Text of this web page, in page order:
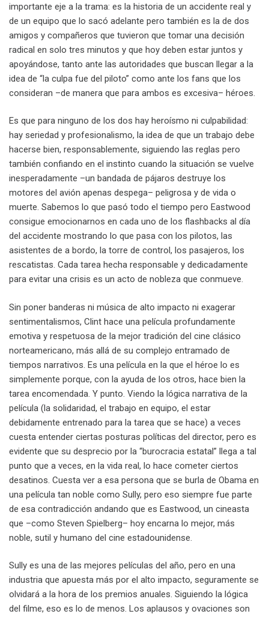
importante eje a la trama: es la historia de un accidente real y
de un equipo que lo sacó adelante pero también es la de dos
amigos y compañeros que tuvieron que tomar una decisión
radical en solo tres minutos y que hoy deben estar juntos y
apoyándose, tanto ante las autoridades que buscan llegar a la
idea de “la culpa fue del piloto” como ante los fans que los
consideran –de manera que para ambos es excesiva– héroes.
Es que para ninguno de los dos hay heroísmo ni culpabilidad:
hay seriedad y profesionalismo, la idea de que un trabajo debe
hacerse bien, responsablemente, siguiendo las reglas pero
también confiando en el instinto cuando la situación se vuelve
inesperadamente –un bandada de pájaros destruye los
motores del avión apenas despega– peligrosa y de vida o
muerte. Sabemos lo que pasó todo el tiempo pero Eastwood
consigue emocionarnos en cada uno de los flashbacks al día
del accidente mostrando lo que pasa con los pilotos, las
asistentes de a bordo, la torre de control, los pasajeros, los
rescatistas. Cada tarea hecha responsable y dedicadamente
para evitar una crisis es un acto de nobleza que conmueve.
Sin poner banderas ni música de alto impacto ni exagerar
sentimentalismos, Clint hace una película profundamente
emotiva y respetuosa de la mejor tradición del cine clásico
norteamericano, más allá de su complejo entramado de
tiempos narrativos. Es una película en la que el héroe lo es
simplemente porque, con la ayuda de los otros, hace bien la
tarea encomendada. Y punto. Viendo la lógica narrativa de la
película (la solidaridad, el trabajo en equipo, el estar
debidamente entrenado para la tarea que se hace) a veces
cuesta entender ciertas posturas políticas del director, pero es
evidente que su desprecio por la “burocracia estatal” llega a tal
punto que a veces, en la vida real, lo hace cometer ciertos
desatinos. Cuesta ver a esa persona que se burla de Obama en
una película tan noble como Sully, pero eso siempre fue parte
de esa contradicción andando que es Eastwood, un cineasta
que –como Steven Spielberg– hoy encarna lo mejor, más
noble, sutil y humano del cine estadounidense.
Sully es una de las mejores películas del año, pero en una
industria que apuesta más por el alto impacto, seguramente se
olvidará a la hora de los premios anuales. Siguiendo la lógica
del filme, eso es lo de menos. Los aplausos y ovaciones son